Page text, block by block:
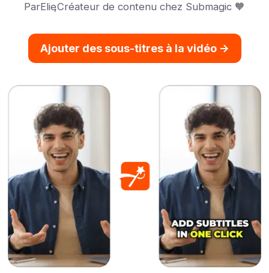
ParElie,Créateur de contenu chez Submagic 🧡
Ajouter des sous-titres à la vidéo ->